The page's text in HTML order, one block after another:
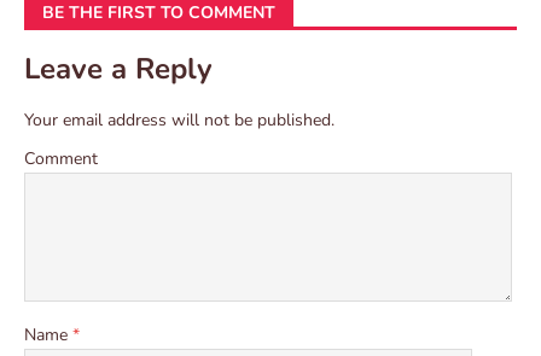
BE THE FIRST TO COMMENT
Leave a Reply
Your email address will not be published.
Comment
Name *